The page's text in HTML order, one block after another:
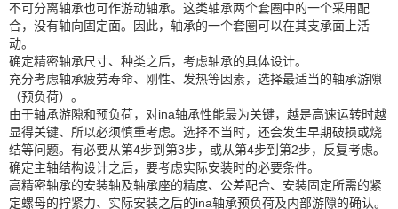
不可分离轴承也可作游动轴承。这类轴承两个套圈中的一个采用配
合，没有轴向固定面。因此，轴承的一个套圈可以在其支承面上活
动。
确定精密轴承尺寸、种类之后，考虑轴承的具体设计。
充分考虑轴承疲劳寿命、刚性、发热等因素，选择最适当的轴承游隙
（预负荷）。
由于轴承游隙和预负荷，对ina轴承性能最为关键，越是高速运转时越
显得关键、所以必须慎重考虑。选择不当时，还会发生早期破损或烧
结等问题。有必要从第4步到第3步，或从第4步到第2步，反复考虑。
确定主轴结构设计之后，要考虑实际安装时的必要条件。
高精密轴承的安装轴及轴承座的精度、公差配合、安装固定所需的紧
定螺母的拧紧力、实际安装之后的ina轴承预负荷及内部游隙的确认。